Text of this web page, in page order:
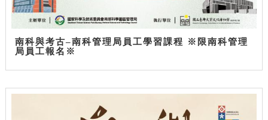
南科與考古–南科管理局員工學習課程 ※限南科管理
局員工報名※